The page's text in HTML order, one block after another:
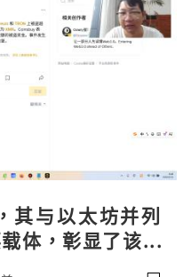
其与以太坊并列
体，彰显了该网
大流动性与渗透